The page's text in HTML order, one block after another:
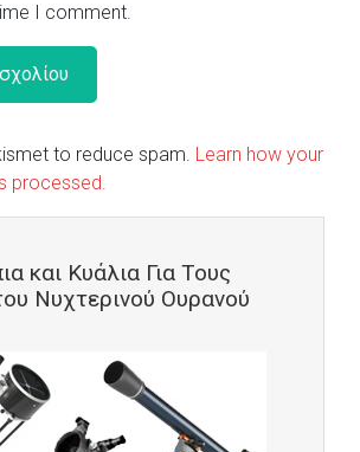
I comment.
to reduce spam. Learn how your
processed.
και Κυάλια Για Τους
Νυχτερινού Ουρανού